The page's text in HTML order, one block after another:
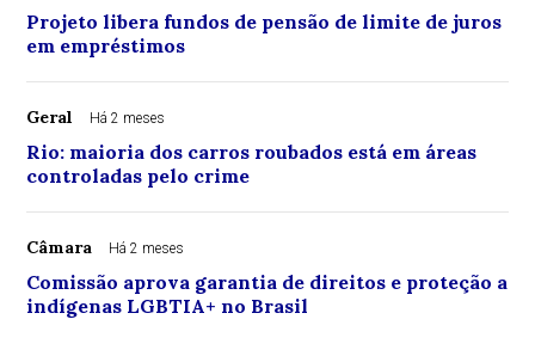
Projeto libera fundos de pensão de limite de juros
em empréstimos
Geral Há 2 meses
Rio: maioria dos carros roubados está em áreas
controladas pelo crime
Câmara Há 2 meses
Comissão aprova garantia de direitos e proteção a
indígenas LGBTIA+ no Brasil